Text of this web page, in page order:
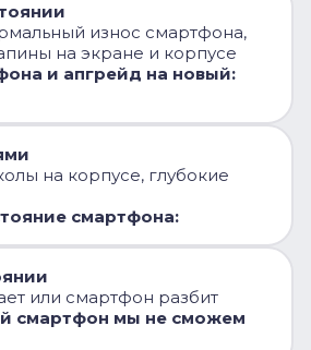
износ смартфона,
на экране и корпусе
и апгрейд на новый:
на корпусе, глубокие
смартфона:
или смартфон разбит
смартфон мы не сможем